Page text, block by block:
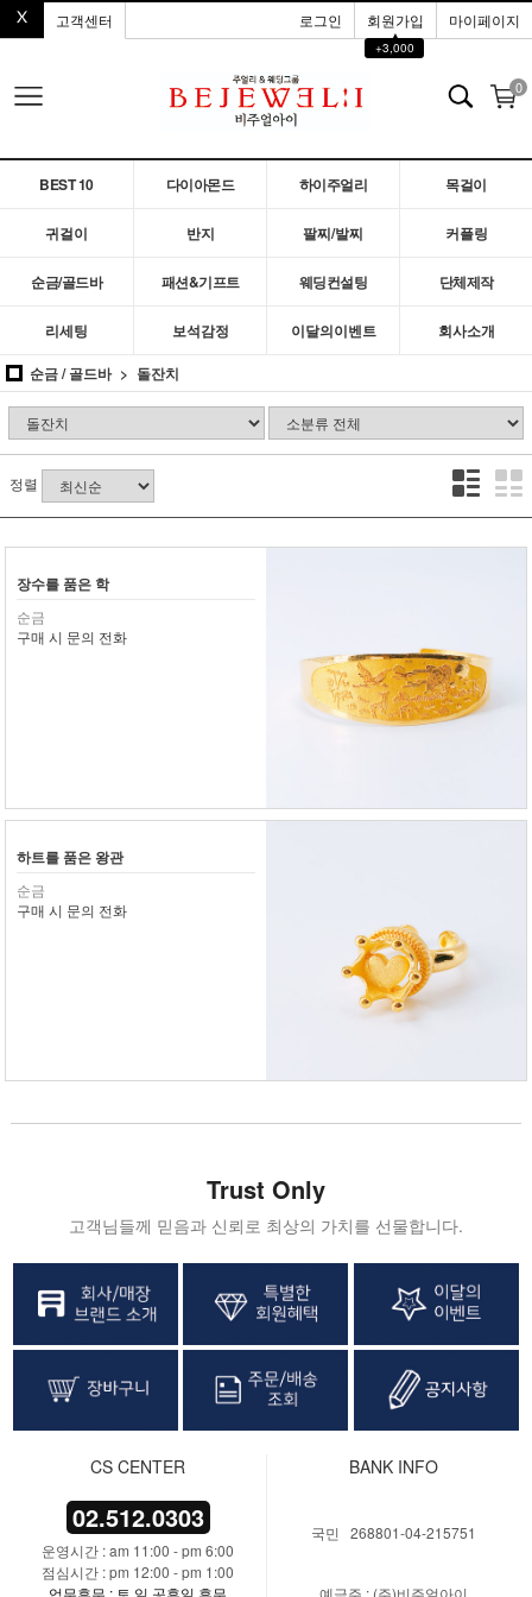
고객센터 로그인
회원가입
▲
+3,000
마이페이지
0
BEST 10 다이아몬드 하이주얼리 목걸이
귀걸이 반지 팔찌/발찌 커플링
순금/골드바 패션&기프트 웨딩컨설팅 단체제작
리세팅 보석감정 이달의이벤트
회사소개
순금 / 골드바
돌잔치
정렬
장수를 품은 학
순금
구매 시 문의 전화
하트를 품은 왕관
순금
구매 시 문의 전화
Trust Only
고객님들께 믿음과 신뢰로 최상의 가치를 선물합니다.
CS CENTER
02.512.0303
운영시간 : am 11:00 - pm 6:00
점심시간 : pm 12:00 - pm 1:00
BANK INFO
국민 268801-04-215751